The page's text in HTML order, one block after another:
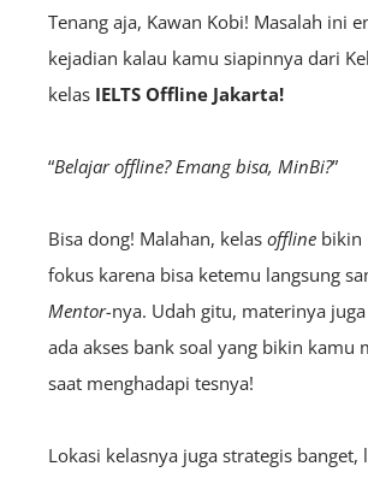
Tenang aja, Kawan Kobi! Masalah ini
kejadian kalau kamu siapinnya dari
kelas IELTS Offline Jakarta!
“Belajaroffline?Emang bisa, MinBi?”
Bisa dong! Malahan, kelas offline bikin
fokus karena bisa ketemu langsung
Mentor-nya. Udah gitu, materinya
ada akses bank soal yang bikin kamu
saat menghadapi tesnya!
Lokasi kelasnya juga strategis banget,